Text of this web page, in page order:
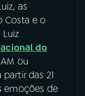
as
Costa e o
do
ou
partir das 21
emoções de